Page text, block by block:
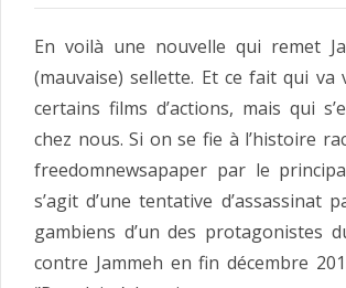
En voilà une nouvelle qui remet
(mauvaise) sellette. Et ce fait qui va
certains films d’actions, mais qui
chez nous. Si on se fie à l’histoire
freedomnewsapaper par le
s’agit d’une tentative d’assassinat
gambiens d’un des protagonistes
contre Jammeh en fin décembre